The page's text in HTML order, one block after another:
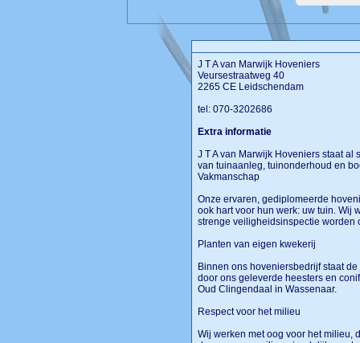
J T A van Marwijk Hoveniers
Veursestraatweg 40
2265 CE Leidschendam
tel: 070-3202686
Extra informatie
J T A van Marwijk Hoveniers staat
van tuinaanleg, tuinonderhoud en
Vakmanschap
Onze ervaren, gediplomeerde
ook hart voor hun werk: uw tuin. Wij
strenge veiligheidsinspectie worden
Planten van eigen kwekerij
Binnen ons hoveniersbedrijf staat
door ons geleverde heesters en
Oud Clingendaal in Wassenaar.
Respect voor het milieu
Wij werken met oog voor het milieu,